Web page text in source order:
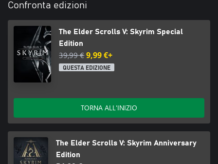
Confronta edizioni
The Elder Scrolls V: Skyrim Special
Edition
39,99 €9,99 €+
QUESTA EDIZIONE
TORNA ALL'INIZIO
The Elder Scrolls V: Skyrim Anniversary
Edition